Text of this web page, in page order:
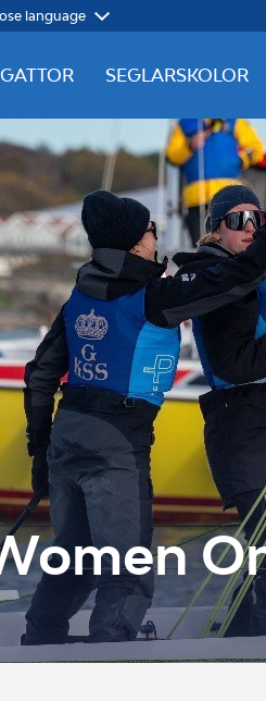
language
SEGLARSKOLOR